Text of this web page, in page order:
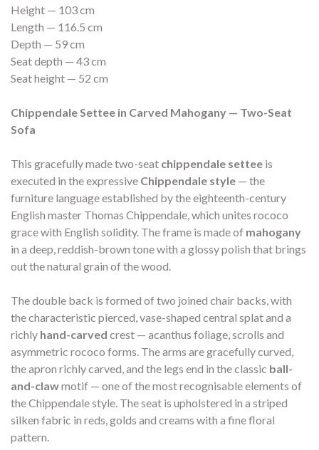
Height — 103 cm
Length — 116.5 cm
Depth — 59 cm
Seat depth — 43 cm
Seat height — 52 cm
Chippendale Settee in Carved Mahogany — Two-Seat
Sofa
This gracefully made two-seat chippendale settee is
executed in the expressive Chippendale style — the
furniture language established by the eighteenth-century
English master Thomas Chippendale, which unites rococo
grace with English solidity. The frame is made of mahogany
in a deep, reddish-brown tone with a glossy polish that brings
out the natural grain of the wood.
The double back is formed of two joined chair backs, with
the characteristic pierced, vase-shaped central splat and a
richly hand-carved crest — acanthus foliage, scrolls and
asymmetric rococo forms. The arms are gracefully curved,
the apron richly carved, and the legs end in the classic ball-
and-clawmotif — one of the most recognisable elements of
the Chippendale style. The seat is upholstered in a striped
silken fabric in reds, golds and creams with a fine floral
pattern.